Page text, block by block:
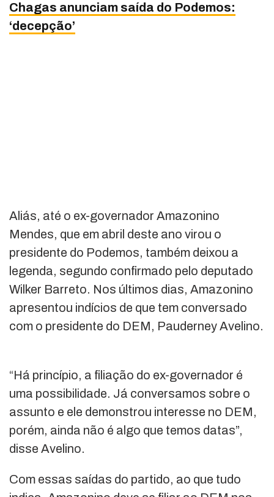
Chagas anunciam saída do Podemos:
‘decepção’
Aliás, até o ex-governador Amazonino
Mendes, que em abril deste ano virou o
presidente do Podemos, também deixou a
legenda, segundo confirmado pelo deputado
Wilker Barreto. Nos últimos dias, Amazonino
apresentou indícios de que tem conversado
com o presidente do DEM, Pauderney Avelino.
“Há princípio, a filiação do ex-governador é
uma possibilidade. Já conversamos sobre o
assunto e ele demonstrou interesse no DEM,
porém, ainda não é algo que temos datas”,
disse Avelino.
Com essas saídas do partido, ao que tudo